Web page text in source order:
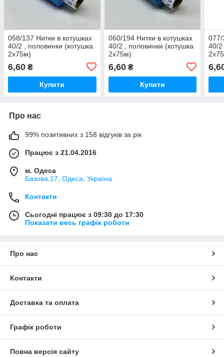
058/137 Нитки в котушках
40/2 , половинки (котушка
2х75м)
6,60 ₴
Купити
060/194 Нитки в котушках
40/2 , половинки (котушка
2х75м)
6,60₴
Купити
077/
40/2
Про нас
99% позитивних з 158 відгуків за рік
Працює з 21.04.2016
м. Одеса
Базова,17, Одеса, Україна
Контакти
Сьогодні працює з 09:30 до 17:30
Показати весь графік роботи
Про нас
Контакти
Доставка та оплата
Графік роботи
Повна версія сайту